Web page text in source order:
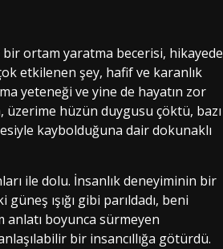
bir ortam yaratma becerisi, hikayede
etkilenen şey, hafif ve karanlık
yeteneği ve yine de hayatın zor
üzerime hüzün duygusu çöktü, bazı
kaybolduğuna dair dokunaklı
ile dolu. İnsanlık deneyiminin bir
ışığı gibi parıldadı, beni
anlatı boyunca sürmeyen
bir insancıllığa götürdü.